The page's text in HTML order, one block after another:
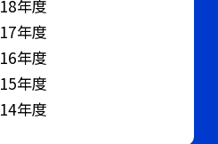
年度
年度
年度
年度
年度